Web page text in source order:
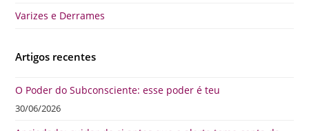
Varizes e Derrames
Artigos recentes
O Poder do Subconsciente: esse poder é teu
30/06/2026